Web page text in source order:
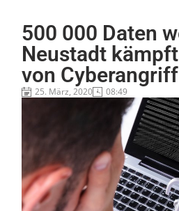
500 000 Daten
Neustadt
von Cyberangriff
25. März, 2020 08:49